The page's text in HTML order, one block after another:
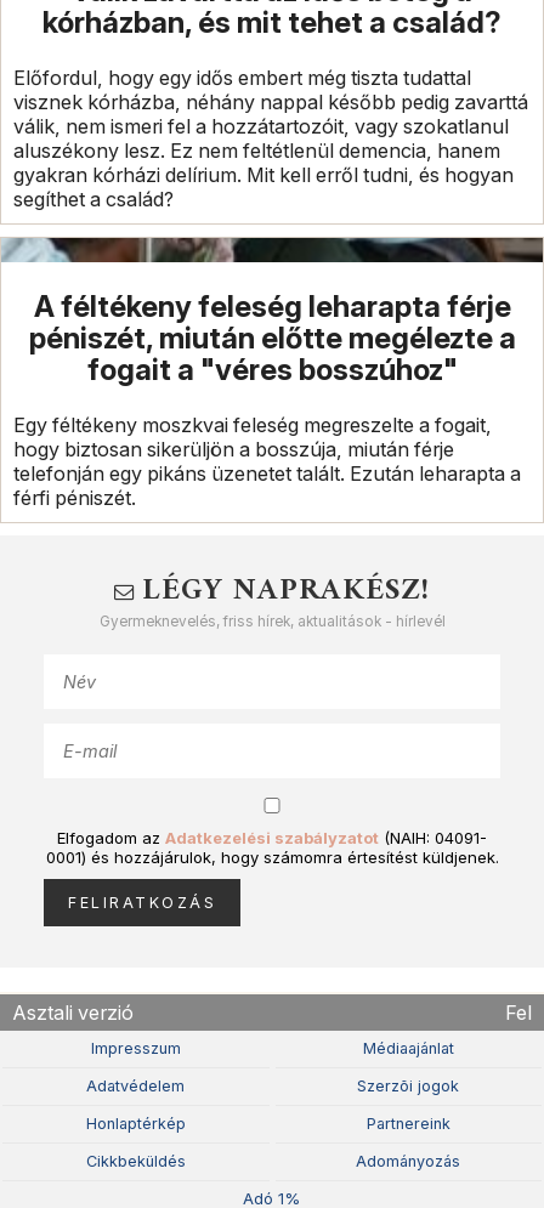
kórházban, és mit tehet a család?
Előfordul, hogy egy idős embert még tiszta tudattal
visznek kórházba, néhány nappal később pedig zavarttá
válik, nem ismeri fel a hozzátartozóit, vagy szokatlanul
aluszékony lesz. Ez nem feltétlenül demencia, hanem
gyakran kórházi delírium. Mit kell erről tudni, és hogyan
segíthet a család?
A féltékeny feleség leharapta férje
péniszét, miután előtte megélezte a
fogait a "véres bosszúhoz"
Egy féltékeny moszkvai feleség megreszelte a fogait,
hogy biztosan sikerüljön a bosszúja, miután férje
telefonján egy pikáns üzenetet talált. Ezután leharapta a
férfi péniszét.
LÉGY NAPRAKÉSZ!
Gyermeknevelés, friss hírek, aktualitások - hírlevél
Elfogadom az Adatkezelési szabályzatot (NAIH: 04091-
0001) és hozzájárulok, hogy számomra értesítést küldjenek.
Asztali verzió Fel
Impresszum Médiaajánlat
Adatvédelem Szerzõi jogok
Honlaptérkép Partnereink
Cikkbeküldés Adományozás
Adó 1%